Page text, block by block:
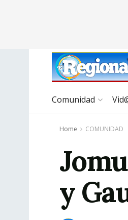
Comunidad
Home COMUNIDAD
y